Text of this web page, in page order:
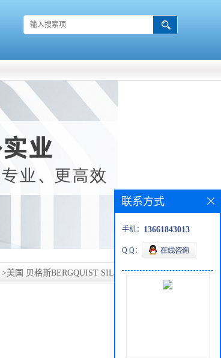
>美国 贝格斯BERGQUIST SIL-PAD K-4 汉高
联系方式
手机： 13661843013
Q Q：